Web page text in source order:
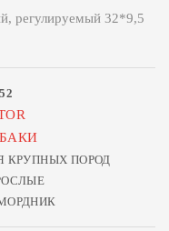
регулируемый 32*9,5
КРУПНЫХ ПОРОД